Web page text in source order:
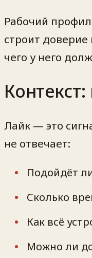
Рабочий
строит
чего у него
Лайк — это
не отвечает:
Подойдёт
Сколько
Как всё
Можно ли